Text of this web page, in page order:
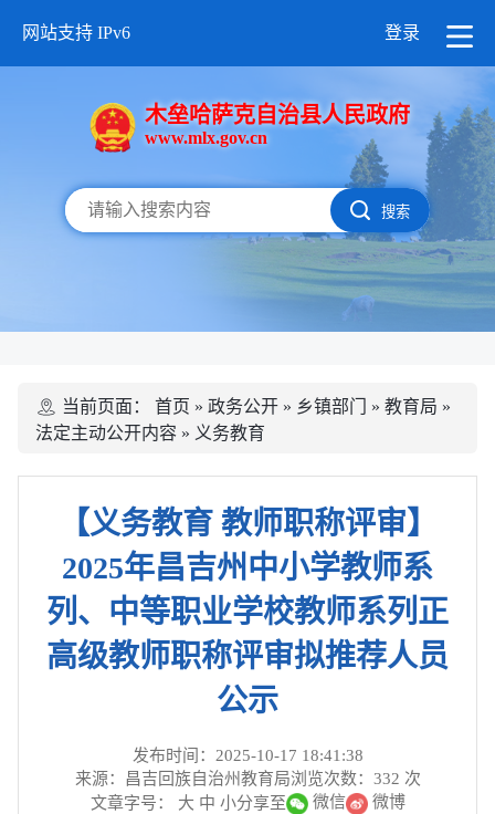
网站支持 IPv6 登录
木垒哈萨克自治县人民政府
www.mlx.gov.cn
搜索
当前页面： 首页 » 政务公开 » 乡镇部门 » 教育局 »
法定主动公开内容 » 义务教育
【义务教育 教师职称评审】
2025年昌吉州中小学教师系
列、中等职业学校教师系列正
高级教师职称评审拟推荐人员
公示
发布时间：2025-10-17 18:41:38
来源：昌吉回族自治州教育局浏览次数： 332 次
文章字号： 大 中 小分享至 微信 微博